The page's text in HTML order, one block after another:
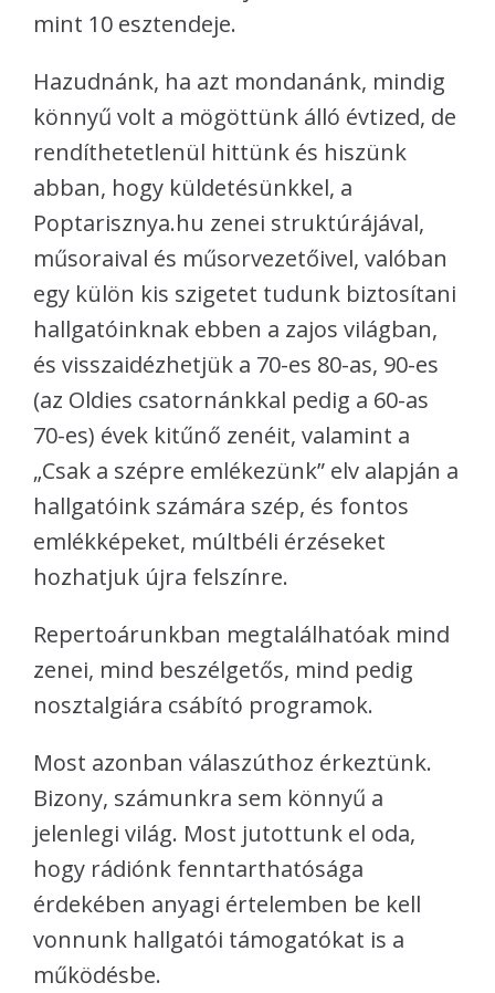
mint 10 esztendeje.
Hazudnánk, ha azt mondanánk, mindig
könnyű volt a mögöttünk álló évtized, de
rendíthetetlenül hittünk és hiszünk
abban, hogy küldetésünkkel, a
Poptarisznya.hu zenei struktúrájával,
műsoraival és műsorvezetőivel, valóban
egy külön kis szigetet tudunk biztosítani
hallgatóinknak ebben a zajos világban,
és visszaidézhetjük a 70-es 80-as, 90-es
(az Oldies csatornánkkal pedig a 60-as
70-es) évek kitűnő zenéit, valamint a
„Csak a szépre emlékezünk” elv alapján a
hallgatóink számára szép, és fontos
emlékképeket, múltbéli érzéseket
hozhatjuk újra felszínre.
Repertoárunkban megtalálhatóak mind
zenei, mind beszélgetős, mind pedig
nosztalgiára csábító programok.
Most azonban válaszúthoz érkeztünk.
Bizony, számunkra sem könnyű a
jelenlegi világ. Most jutottunk el oda,
hogy rádiónk fenntarthatósága
érdekében anyagi értelemben be kell
vonnunk hallgatói támogatókat is a
működésbe.